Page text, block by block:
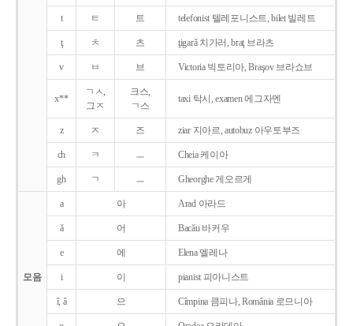
t ㅌ 트 telefonist 텔레포니스트, bilet 빌레트
ţ ㅊ 츠 ţigarǎ 치가러, braţ 브라츠
v ㅂ 브 Victoria 빅토리아, Braşov 브라쇼브
x**
ㄱㅅ,
그ㅈ
크스,
ㄱ스
taxi 탁시, examen 에그자멘
z ㅈ 즈 ziar 지아르, autobuz 아우토부즈
ch ㅋ ㅡ Cheia 케이아
gh ㄱ ㅡ Gheorghe 게오르게
모음
a 아 Arad 아라드
ǎ 어 Bacǎu 바커우
e 에 Elena 엘레나
i 이 pianist 피아니스트
î, â 으 Cîmpina 큼피나, România 로므니아